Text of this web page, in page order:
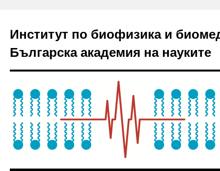
Институт по биофизика и
Българска академия на науките